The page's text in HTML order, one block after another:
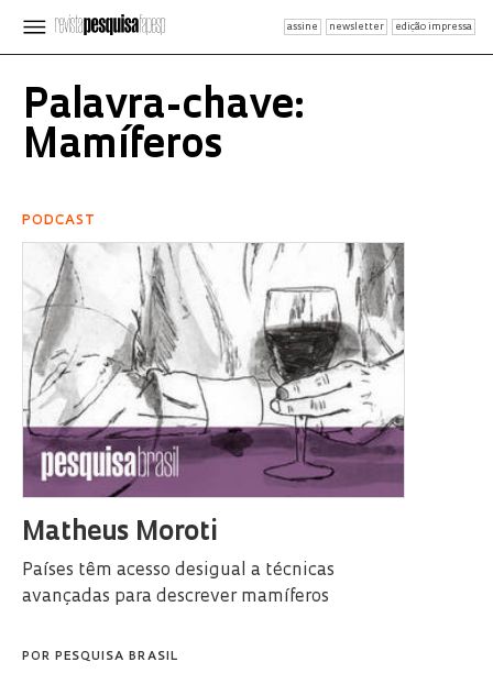
assine newsletter edição impressa
Palavra-chave:
Mamíferos
PODCAST
Matheus Moroti
Países têm acesso desigual a técnicas
avançadas para descrever mamíferos
POR PESQUISA BRASIL